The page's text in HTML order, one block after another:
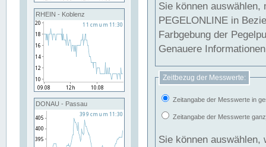
RHEIN - Koblenz
DONAU - Passau
Sie können
PEGELONLINE in Beziehung
Farbgebung der
Genauere
Zeitbezug der Messwerte:
Zeitangabe der Messwerte in
Zeitangabe der Messwerte
Sie können auswählen,